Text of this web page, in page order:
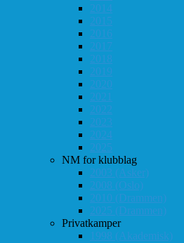
2014
2015
2016
2017
2018
2019
2020
2021
2022
2023
2024
2025
NM for klubblag
2003 (Asker)
2008 (Oslo)
2010 (Drammen)
2025 (Drammen)
Privatkamper
1998 (Akademisk)